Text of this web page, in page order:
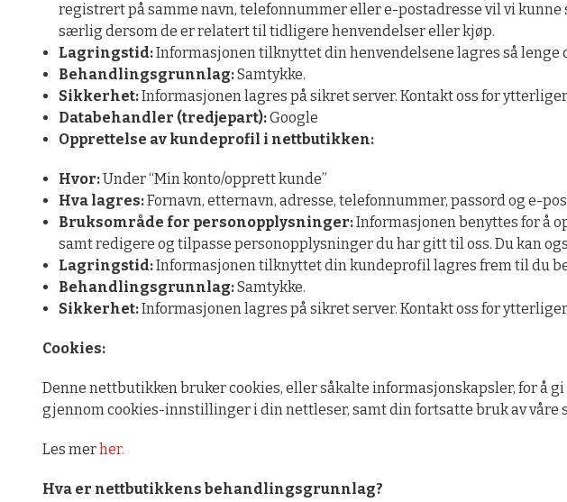
registrert på samme navn, telefonnummer eller e-postadresse vil vi
særlig dersom de er relatert til tidligere henvendelser eller kjøp.
Lagringstid:Informasjonen tilknyttet din henvendelsene lagres så lenge
Behandlingsgrunnlag:Samtykke.
Sikkerhet:Informasjonen lagres på sikret server. Kontakt oss for
Databehandler (tredjepart):Google
Opprettelse av kundeprofil i nettbutikken:
Hvor:Under “Min konto/opprett kunde”
Hva lagres:Fornavn, etternavn, adresse, telefonnummer, passord og e-
Bruksområde for personopplysninger:Informasjonen benyttes for å
samt redigere og tilpasse personopplysninger du har gitt til oss. Du kan
Lagringstid:Informasjonen tilknyttet din kundeprofil lagres frem til du
Behandlingsgrunnlag:Samtykke.
Sikkerhet:Informasjonen lagres på sikret server. Kontakt oss for
Cookies:
Denne nettbutikken bruker cookies, eller såkalte informasjonskapsler, for å
gjennom cookies-innstillinger i din nettleser, samt din fortsatte bruk av våre
Les merher.
Hva er nettbutikkens behandlingsgrunnlag?